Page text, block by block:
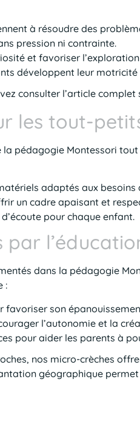
à résoudre des
pression ni contrainte.
et favoriser
développent leur
consulter l’article complet
les tout-
pédagogie Montessori
adaptés aux besoins
un cadre apaisant et
pour chaque enfant.
par
dans la pédagogie
:
favoriser son
l’autonomie et la
pour aider les parents à
nos micro-crèches
géographique